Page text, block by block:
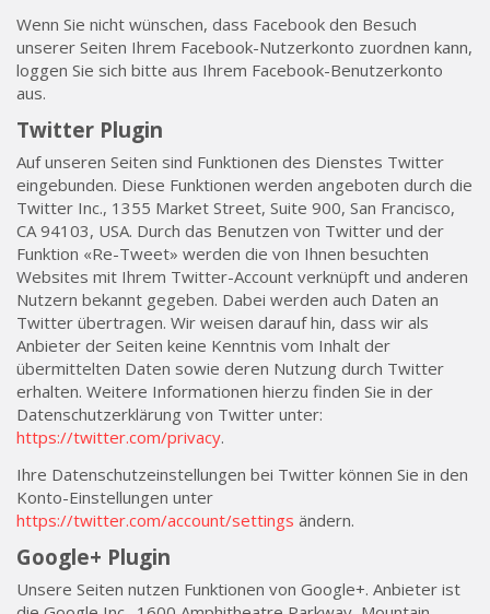
Wenn Sie nicht wünschen, dass Facebook den Besuch
unserer Seiten Ihrem Facebook-Nutzerkonto zuordnen kann,
loggen Sie sich bitte aus Ihrem Facebook-Benutzerkonto
aus.
Twitter Plugin
Auf unseren Seiten sind Funktionen des Dienstes Twitter
eingebunden. Diese Funktionen werden angeboten durch die
Twitter Inc., 1355 Market Street, Suite 900, San Francisco,
CA 94103, USA. Durch das Benutzen von Twitter und der
Funktion «Re-Tweet» werden die von Ihnen besuchten
Websites mit Ihrem Twitter-Account verknüpft und anderen
Nutzern bekannt gegeben. Dabei werden auch Daten an
Twitter übertragen. Wir weisen darauf hin, dass wir als
Anbieter der Seiten keine Kenntnis vom Inhalt der
übermittelten Daten sowie deren Nutzung durch Twitter
erhalten. Weitere Informationen hierzu finden Sie in der
Datenschutzerklärung von Twitter unter:
https://twitter.com/privacy.
Ihre Datenschutzeinstellungen bei Twitter können Sie in den
Konto-Einstellungen unter
https://twitter.com/account/settings ändern.
Google+ Plugin
Unsere Seiten nutzen Funktionen von Google+. Anbieter ist